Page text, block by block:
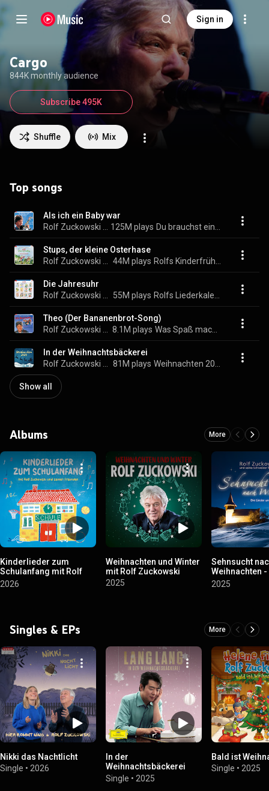
Sign in
Cargo
844K monthly audience
Shuffle Mix
Subscribe 495K
Top songs
Als ich ein Baby war
125M plays
Stups, der kleine Osterhase
44M plays
Die Jahresuhr
55M plays
Theo (Der Bananenbrot-Song)
8.1M plays Was Spaß macht...
In der Weihnachtsbäckerei
81M plays
Show all
Albums More
Kinderlieder zum
Schulanfang mit Rolf
Zuckowski und seinen
2026
Weihnachten und Winter
mit Rolf Zuckowski
2025
Sehnsucht
Weihnachten -
Lieder und
2025
Singles & EPs More
Nikki das Nachtlicht
Single • 2026
In der
Weihnachtsbäckerei
(Arr. Schindler for
Piano)
Single • 2025
Bald ist
Single • 2025